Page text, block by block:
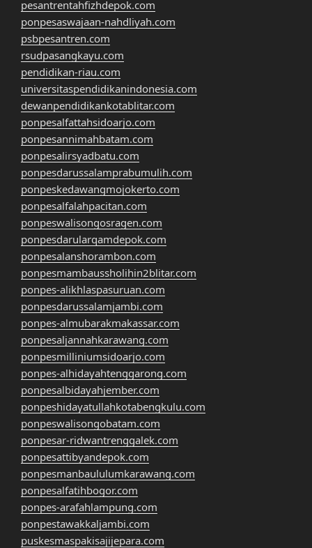
pesantrentahfizhdepok.com
ponpesaswajaan-nahdliyah.com
psbpesantren.com
rsudpasangkayu.com
pendidikan-riau.com
universitaspendidikanindonesia.com
dewanpendidikankotablitar.com
ponpesalfattahsidoarjo.com
ponpesannimahbatam.com
ponpesalirsyadbatu.com
ponpesdarussalamprabumulih.com
ponpeskedawangmojokerto.com
ponpesalfalahpacitan.com
ponpeswalisongosragen.com
ponpesdarularqamdepok.com
ponpesalanshorambon.com
ponpesmambaussholihin2blitar.com
ponpes-alikhlaspasuruan.com
ponpesdarussalamjambi.com
ponpes-almubarakmakassar.com
ponpesaljannahkarawang.com
ponpesmilliniumsidoarjo.com
ponpes-alhidayahtenggarong.com
ponpesalbidayahjember.com
ponpeshidayatullahkotabengkulu.com
ponpeswalisongobatam.com
ponpesar-ridwantrenggalek.com
ponpesattibyandepok.com
ponpesmanbaululumkarawang.com
ponpesalfatihbogor.com
ponpes-arafahlampung.com
ponpestawakkaljambi.com
puskesmaspakisajijepara.com